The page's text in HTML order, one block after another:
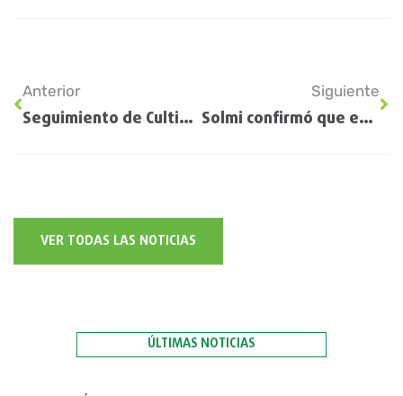
Anterior
Seguimiento de Cultivos EE.UU: Informe USDA
Siguiente
Solmi confirmó que evalúan un dólar maíz y tiene «todas las ganas» de un Massa candidato a presidente
VER TODAS LAS NOTICIAS
ÚLTIMAS NOTICIAS